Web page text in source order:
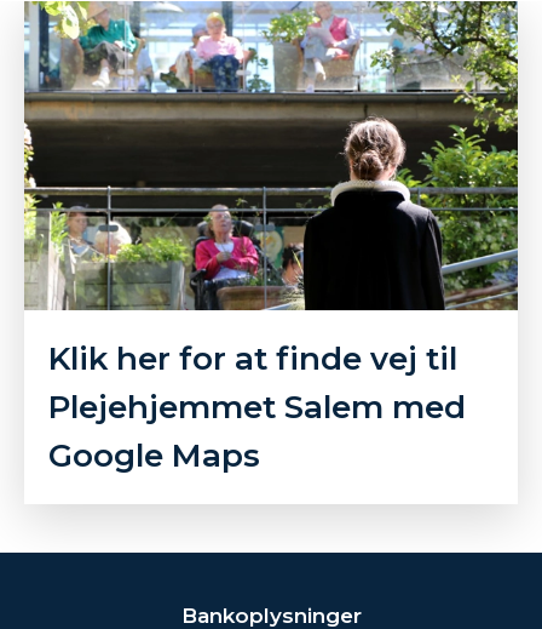
Klik her for at finde vej til
Plejehjemmet Salem med
Google Maps
Læs mere om Klik her for at finde vej til Plejehjemmet
Bankoplysninger